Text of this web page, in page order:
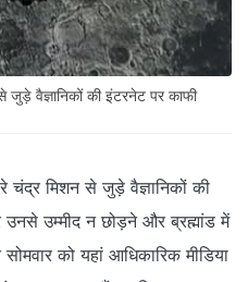
वैज्ञानिकों की इंटरनेट पर काफी
चंद्र मिशन से जुड़े वैज्ञानिकों की
उम्मीद न छोड़ने और ब्रह्मांड में
को यहां आधिकारिक मीडिया